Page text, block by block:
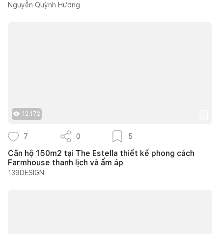
Nguyễn Quỳnh Hương
12.172
7 0 5
Căn hộ 150m2 tại The Estella thiết kế phong cách
Farmhouse thanh lịch và ấm áp
139DESIGN